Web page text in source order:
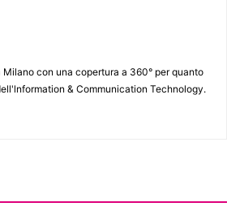
con una copertura a 360° per quanto
& Communication Technology.